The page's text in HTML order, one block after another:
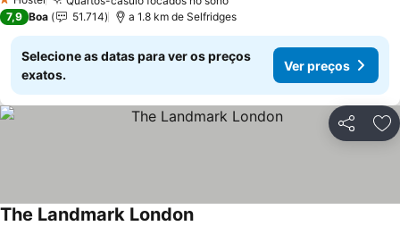
1 Estrelas
7,9 Boa 51.714 a 1.8 km de Selfridges
Selecione as datas para ver os preços
exatos.
Ver preços
Partilhar
The Landmark London